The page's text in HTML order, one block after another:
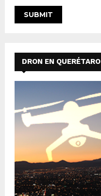
DRON EN QUERÉTARO